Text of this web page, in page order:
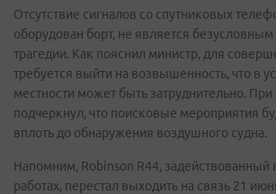
Отсутствие сигналов со спутниковых
оборудован борт, не является
трагедии. Как пояснил министр, для
требуется выйти на возвышенность, что в
местности может быть затруднительно. При
подчеркнул, что поисковые мероприятия
вплоть до обнаружения воздушного судна.
Напомним, Robinson R44, задействованный
работах, перестал выходить на связь 21